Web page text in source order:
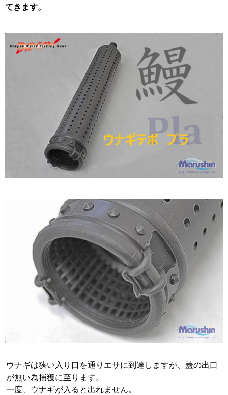
てきます。
ウナギは狭い入り口を通りエサに到達しますが、蓋の出口
が無い為捕獲に至ります。
一度、ウナギが入ると出れません。